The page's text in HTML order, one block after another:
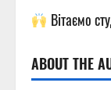
Вітаємо
ABOUT THE